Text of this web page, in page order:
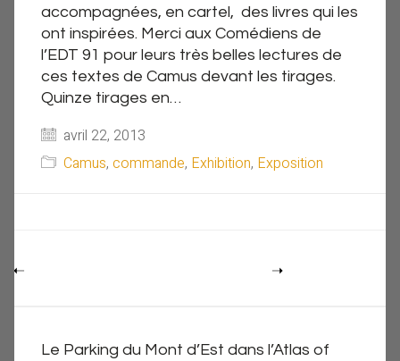
accompagnées, en cartel, des livres qui les
ont inspirées. Merci aux Comédiens de
l’EDT 91 pour leurs très belles lectures de
ces textes de Camus devant les tirages.
Quinze tirages en…
avril 22, 2013
Camus, commande, Exhibition, Exposition
Le Parking du Mont d’Est dans l’Atlas of